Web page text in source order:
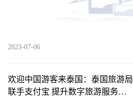
2023-07-06
欢迎中国游客来泰国：泰国旅游局
联手支付宝 提升数字旅游服务体